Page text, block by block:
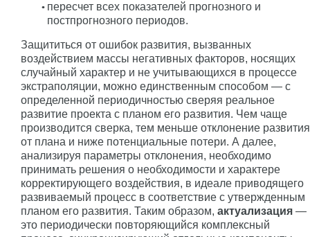
пересчет всех показателей прогнозного и
постпрогнозного периодов.
Защититься от ошибок развития, вызванных
воздействием массы негативных факторов, носящих
случайный характер и не учитывающихся в процессе
экстраполяции, можно единственным способом — с
определенной периодичностью сверяя реальное
развитие проекта с планом его развития. Чем чаще
производится сверка, тем меньше отклонение развития
от плана и ниже потенциальные потери. А далее,
анализируя параметры отклонения, необходимо
принимать решения о необходимости и характере
корректирующего воздействия, в идеале приводящего
развиваемый процесс в соответствие с утвержденным
планом его развития. Таким образом, актуализация —
это периодически повторяющийся комплексный